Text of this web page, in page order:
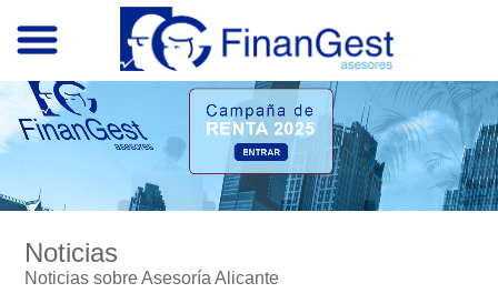
Noticias
Noticias sobre Asesoría Alicante